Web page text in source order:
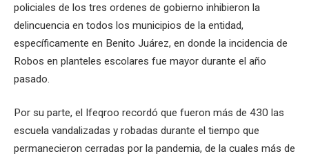
policiales de los tres ordenes de gobierno inhibieron la
delincuencia en todos los municipios de la entidad,
específicamente en Benito Juárez, en donde la incidencia de
Robos en planteles escolares fue mayor durante el año
pasado.
Por su parte, el Ifeqroo recordó que fueron más de 430 las
escuela vandalizadas y robadas durante el tiempo que
permanecieron cerradas por la pandemia, de la cuales más de